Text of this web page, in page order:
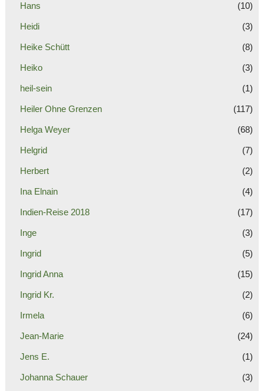
Hans (10)
Heidi (3)
Heike Schütt (8)
Heiko (3)
heil-sein (1)
Heiler Ohne Grenzen (117)
Helga Weyer (68)
Helgrid (7)
Herbert (2)
Ina Elnain (4)
Indien-Reise 2018 (17)
Inge (3)
Ingrid (5)
Ingrid Anna (15)
Ingrid Kr. (2)
Irmela (6)
Jean-Marie (24)
Jens E. (1)
Johanna Schauer (3)